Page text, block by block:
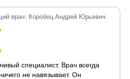
врач: Коробец Андрей Юрьевич
специалист. Врач всегда
не навязывает. Он